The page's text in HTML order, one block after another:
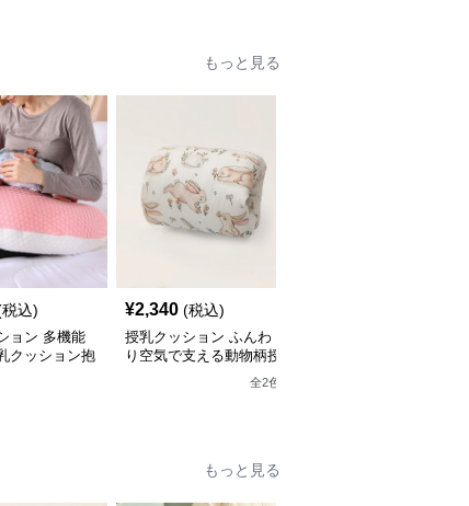
もっと見る
込)
ョン 多機能
クッション抱
¥2,340 (税込)
授乳クッション ふんわ
り空気で支える動物柄授
全2色
もっと見る